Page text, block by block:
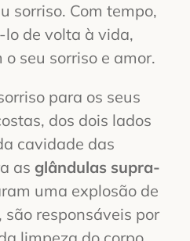
sorriso. Com tempo,
de volta à vida,
seu sorriso e amor.
para os seus
dos dois lados
cavidade das
as glândulas supra-
uma explosão de
responsáveis por